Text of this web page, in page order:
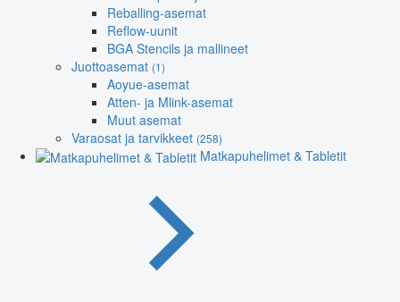
Reballing-asemat
Reflow-uunit
BGA Stencils ja mallineet
Juottoasemat (1)
Aoyue-asemat
Atten- ja Mlink-asemat
Muut asemat
Varaosat ja tarvikkeet (258)
Matkapuhelimet & Tabletit